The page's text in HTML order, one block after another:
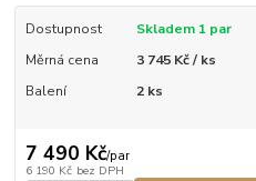
Dostupnost
Skladem 1 par
Měrná cena
3 745 Kč / ks
Balení
2 ks
7 490 Kč/par
6 190 Kč bez DPH